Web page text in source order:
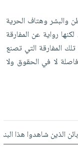
والبشر وهتاف الحرية
رواية عن المفارقة
المفارقة التي تصنع
لا في الحقوق ولا
الذين شاهدوا هذا